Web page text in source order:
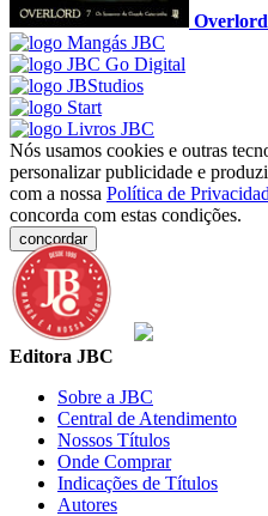
Nós usamos cookies e outras
personalizar publicidade e
com a nossa Política de
concorda com estas condições.
concordar
Editora JBC
Sobre a JBC
Central de Atendimento
Nossos Títulos
Onde Comprar
Indicações de Títulos
Autores